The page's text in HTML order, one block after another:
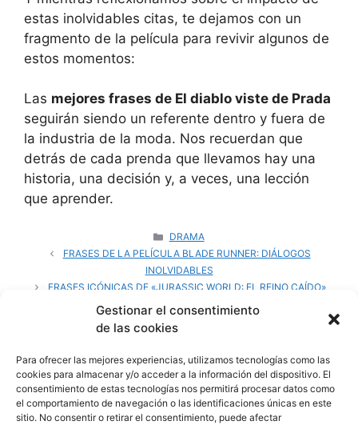
Gestionar el consentimiento
de las cookies
Para ofrecer las mejores experiencias, utilizamos tecnologías como las
cookies para almacenar y/o acceder a la información del dispositivo. El
consentimiento de estas tecnologías nos permitirá procesar datos como
el comportamiento de navegación o las identificaciones únicas en este
sitio. No consentir o retirar el consentimiento, puede afectar
estas inolvidables citas, te dejamos con un
fragmento de la película para revivir algunos de
estos momentos:
Las mejores frases de El diablo viste de Prada
seguirán siendo un referente dentro y fuera de
la industria de la moda. Nos recuerdan que
detrás de cada prenda que llevamos hay una
historia, una decisión y, a veces, una lección
que aprender.
CATEGORÍAS
DRAMA
FRASES DE LA PELÍCULA BLADE RUNNER: DIÁLOGOS
INOLVIDABLES
FRASES ICÓNICAS DE «JURASSIC WORLD: EL REINO CAÍDO»
DESVELADAS
Deja un comentario